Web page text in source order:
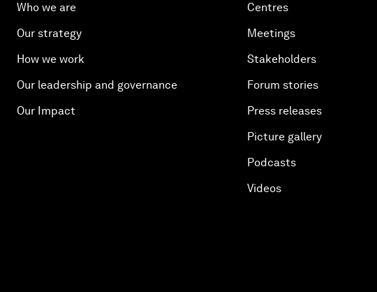
Who we are
Our strategy
How we work
Our leadership and governance
Our Impact
Centres
Meetings
Stakeholders
Forum stories
Press releases
Picture gallery
Podcasts
Videos